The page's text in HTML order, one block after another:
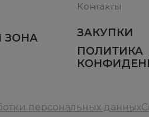
ЗОНА
Контакты
ЗАКУПКИ
ПОЛИТИКА
персональных данных